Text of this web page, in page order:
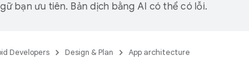
bạn ưu tiên. Bản dịch bằng AI có thể có lỗi.
Developers Design & Plan App architecture